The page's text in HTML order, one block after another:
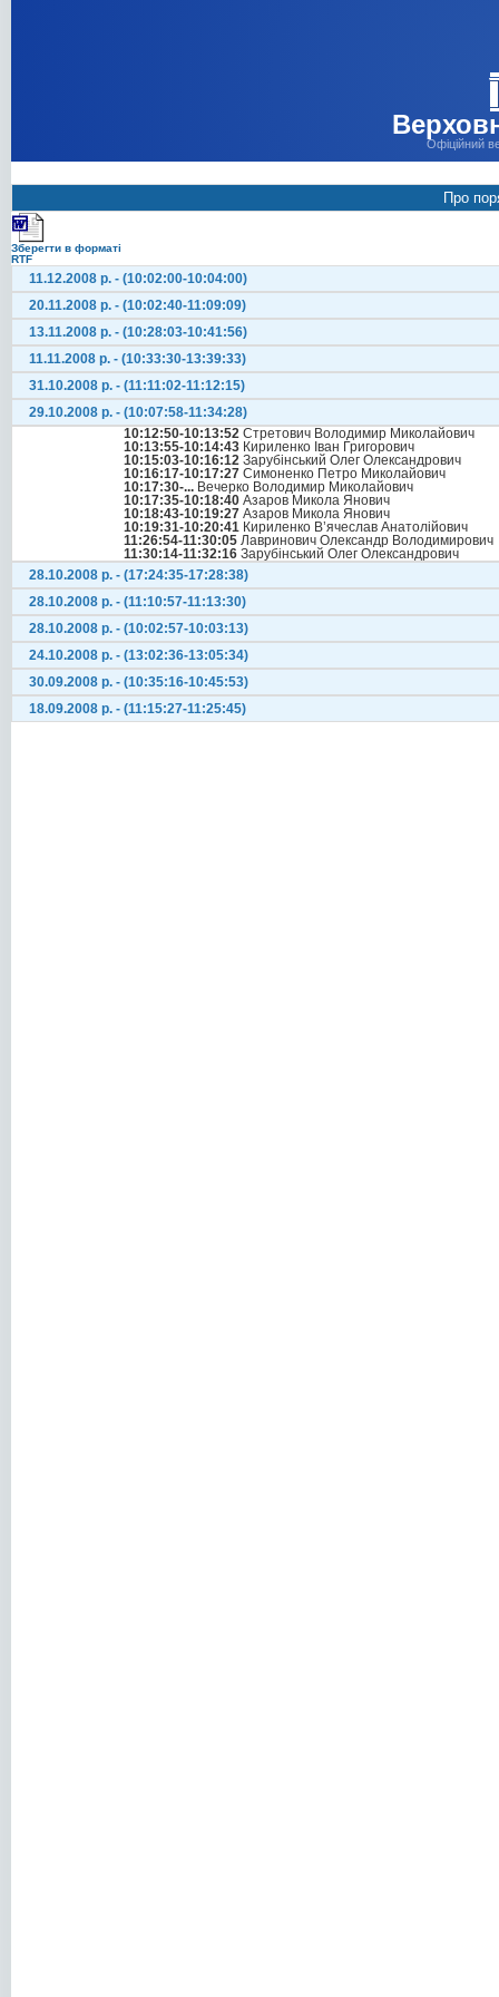
Офіційний
Про
Зберегти в форматі
RTF
11.12.2008 р. - (10:02:00-10:04:00)
20.11.2008 р. - (10:02:40-11:09:09)
13.11.2008 р. - (10:28:03-10:41:56)
11.11.2008 р. - (10:33:30-13:39:33)
31.10.2008 р. - (11:11:02-11:12:15)
29.10.2008 р. - (10:07:58-11:34:28)
10:12:50-10:13:52 Стретович Володимир Миколайович
10:13:55-10:14:43 Кириленко Іван Григорович
10:15:03-10:16:12 Зарубінський Олег Олександрович
10:16:17-10:17:27 Симоненко Петро Миколайович
10:17:30-... Вечерко Володимир Миколайович
10:17:35-10:18:40 Азаров Микола Янович
10:18:43-10:19:27 Азаров Микола Янович
10:19:31-10:20:41 Кириленко В’ячеслав Анатолійович
11:26:54-11:30:05 Лавринович Олександр Володимирович
11:30:14-11:32:16 Зарубінський Олег Олександрович
28.10.2008 р. - (17:24:35-17:28:38)
28.10.2008 р. - (11:10:57-11:13:30)
28.10.2008 р. - (10:02:57-10:03:13)
24.10.2008 р. - (13:02:36-13:05:34)
30.09.2008 р. - (10:35:16-10:45:53)
18.09.2008 р. - (11:15:27-11:25:45)